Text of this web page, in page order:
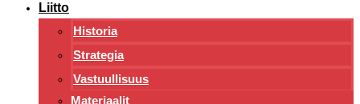
Liitto
Historia
Strategia
Vastuullisuus
Materiaalit